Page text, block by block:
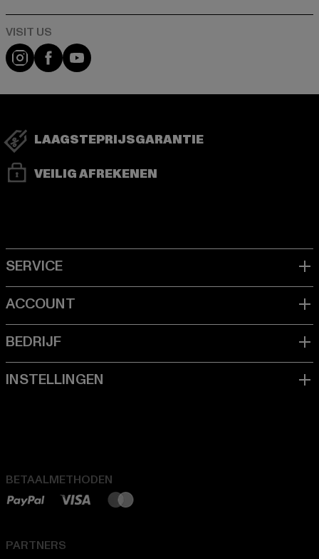
Visit our Instagram page:
Visit our Facebook page:
Visit our YouTube channel:
LAAGSTEPRIJSGARANTIE
VEILIG AFREKENEN
BETAALMETHODEN
PARTNERS